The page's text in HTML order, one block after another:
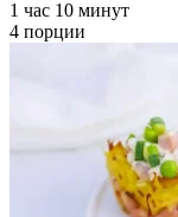
1 час 10 минут
4 порции